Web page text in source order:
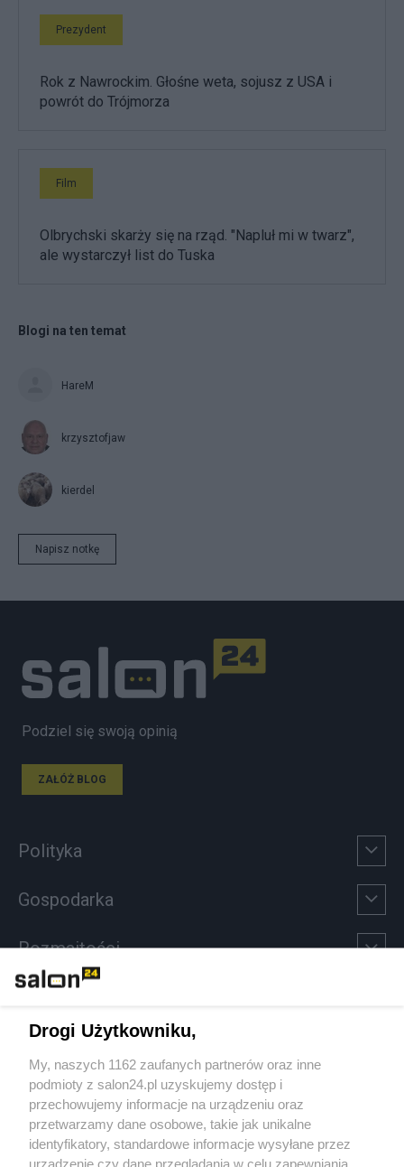
Prezydent
Rok z Nawrockim. Głośne weta, sojusz z USA i
powrót do Trójmorza
Film
Olbrychski skarży się na rząd. "Napluł mi w twarz",
ale wystarczył list do Tuska
Blogi na ten temat
HareM
krzysztofjaw
kierdel
Napisz notkę
Podziel się swoją opinią
ZAŁÓŻ BLOG
Polityka
Gospodarka
Rozmaitości
Sport
Społeczeństwo
Kultura
Drogi Użytkowniku,
My, naszych 1162 zaufanych partnerów oraz inne
podmioty z salon24.pl uzyskujemy dostęp i
przechowujemy informacje na urządzeniu oraz
przetwarzamy dane osobowe, takie jak unikalne
identyfikatory, standardowe informacje wysyłane przez
urządzenie czy dane przeglądania w celu zapewniania